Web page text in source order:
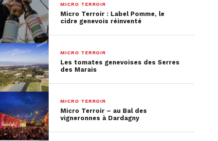
MICRO TERROIR
Micro Terroir : Label Pomme, le
cidre genevois réinventé
MICRO TERROIR
Les tomates genevoises des Serres
des Marais
MICRO TERROIR
Micro Terroir – au Bal des
vigneronnes à Dardagny